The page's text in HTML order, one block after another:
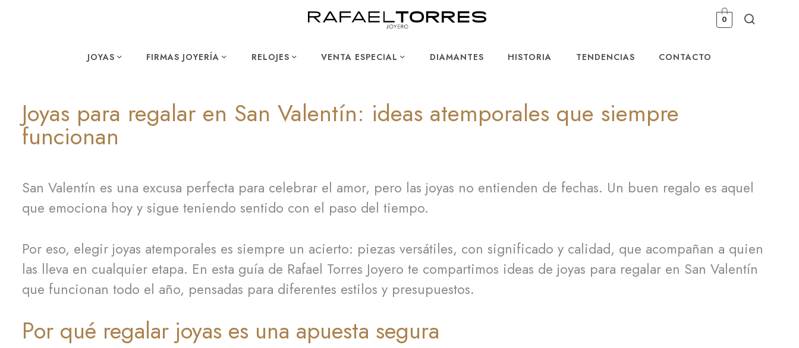
0
JOYAS FIRMAS JOYERÍA RELOJES VENTA ESPECIAL DIAMANTES HISTORIA TENDENCIAS CONTACTO
Joyas para regalar en San Valentín: ideas atemporales que siempre
funcionan
San Valentín es una excusa perfecta para celebrar el amor, pero las joyas no entienden de fechas. Un buen regalo es aquel
que emociona hoy y sigue teniendo sentido con el paso del tiempo.
Por eso, elegir joyas atemporales es siempre un acierto: piezas versátiles, con significado y calidad, que acompañan a quien
las lleva en cualquier etapa. En esta guía de Rafael Torres Joyero te compartimos ideas de joyas para regalar en San Valentín
que funcionan todo el año, pensadas para diferentes estilos y presupuestos.
Por qué regalar joyas es una apuesta segura